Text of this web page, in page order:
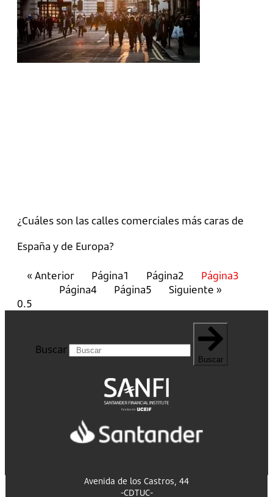
¿Cuáles son las calles comerciales más caras de
España y de Europa?
« Anterior Página1 Página2 Página3
Página4 Página5 Siguiente »
Buscar
Buscar
Avenida de los Castros, 44
-CDTUC-